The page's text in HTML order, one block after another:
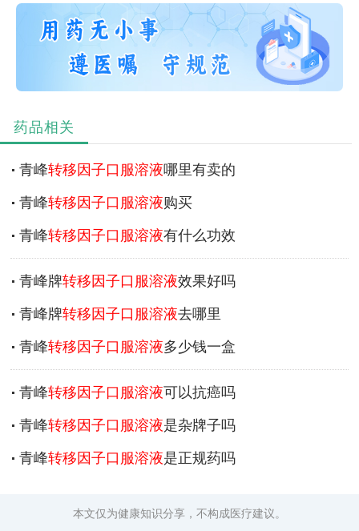
药品相关
青峰转移因子口服溶液哪里有卖的
青峰转移因子口服溶液购买
青峰转移因子口服溶液有什么功效
青峰牌转移因子口服溶液效果好吗
青峰牌转移因子口服溶液去哪里
青峰转移因子口服溶液多少钱一盒
青峰转移因子口服溶液可以抗癌吗
青峰转移因子口服溶液是杂牌子吗
青峰转移因子口服溶液是正规药吗
本文仅为健康知识分享，不构成医疗建议。